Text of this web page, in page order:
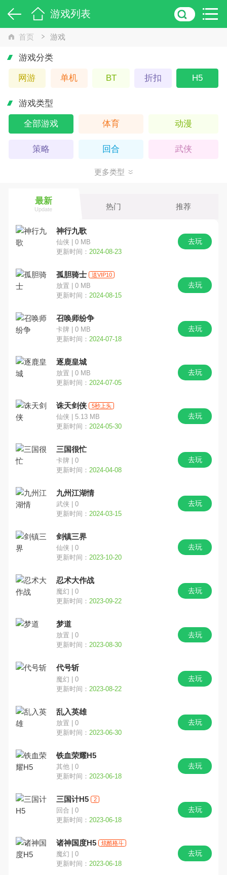
游戏列表
首页 游戏
游戏分类
网游 单机 BT 折扣 H5
游戏类型
全部游戏 体育 动漫
策略 回合 武侠
卡牌
魔幻
塔防 传奇
放置 三国 二次元
竖版
角色扮演
更多类型
最新
Update 热门 推荐
神行九歌
仙侠 | 0 MB
更新时间： 2024-08-23
去玩
孤胆骑士 送VIP10
放置 | 0 MB
更新时间： 2024-08-15
去玩
召唤师纷争
卡牌 | 0 MB
更新时间： 2024-07-18
去玩
逐鹿皇城
放置 | 0 MB
更新时间： 2024-07-05
去玩
诛天剑侠 5秒上头
仙侠 | 5.13 MB
更新时间： 2024-05-30
去玩
三国很忙
卡牌 | 0
更新时间： 2024-04-08
去玩
九州江湖情
武侠 | 0
更新时间： 2024-03-15
去玩
剑镇三界
仙侠 | 0
更新时间： 2023-10-20
去玩
忍术大作战
魔幻 | 0
更新时间： 2023-09-22
去玩
梦道
放置 | 0
更新时间： 2023-08-30
去玩
代号斩
魔幻 | 0
更新时间： 2023-08-22
去玩
乱入英雄
放置 | 0
更新时间： 2023-06-30
去玩
铁血荣耀H5
其他 | 0
更新时间： 2023-06-18
去玩
三国计H5 2
回合 | 0
更新时间： 2023-06-18
去玩
诸神国度H5 炫酷格斗
魔幻 | 0
更新时间： 2023-06-18
去玩